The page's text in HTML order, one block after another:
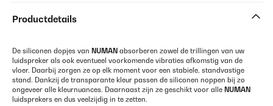
Productdetails
De siliconen dopjes van NUMAN absorberen zowel de trillingen van uw
luidspreker als ook eventueel voorkomende vibraties afkomstig van de
vloer. Daarbij zorgen ze op elk moment voor een stabiele, standvastige
stand. Dankzij de transparante kleur passen de siliconen noppen bij zo
ongeveer alle kleurnuances. Daarnaast zijn ze geschikt voor alle NUMAN
luidsprekers en dus veelzijdig in te zetten.